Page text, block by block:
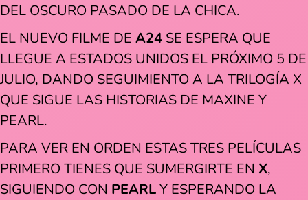
DEL OSCURO PASADO DE LA CHICA.
EL NUEVO FILME DE A24 SE ESPERA QUE
LLEGUE A ESTADOS UNIDOS EL PRÓXIMO 5 DE
JULIO, DANDO SEGUIMIENTO A LA TRILOGÍA X
QUE SIGUE LAS HISTORIAS DE MAXINE Y
PEARL.
PARA VER EN ORDEN ESTAS TRES PELÍCULAS
PRIMERO TIENES QUE SUMERGIRTE EN X,
SIGUIENDO CON PEARLY ESPERANDO LA